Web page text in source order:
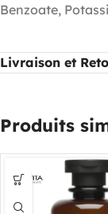
Benzoate,
Livraison et
Produits